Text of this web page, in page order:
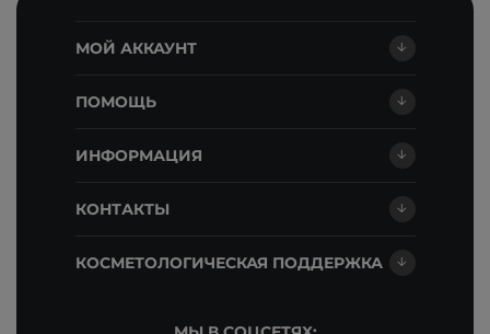
МОЙ АККАУНТ
ПОМОЩЬ
ИНФОРМАЦИЯ
КОНТАКТЫ
КОСМЕТОЛОГИЧЕСКАЯ ПОДДЕРЖКА